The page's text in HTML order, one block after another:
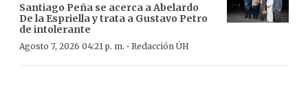
Santiago Peña se acerca a Abelardo
De la Espriella y trata a Gustavo Petro
de intolerante
Agosto 7, 2026 04:21 p. m. · Redacción ÚH